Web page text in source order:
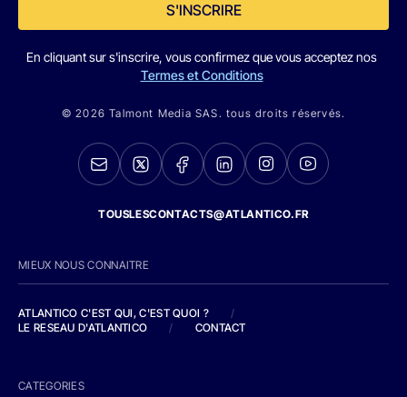
S'INSCRIRE
En cliquant sur s'inscrire, vous confirmez que vous acceptez nos
Termes et Conditions
© 2026 Talmont Media SAS. tous droits réservés.
TOUSLESCONTACTS@ATLANTICO.FR
MIEUX NOUS CONNAITRE
ATLANTICO C'EST QUI, C'EST QUOI ?
/
LE RESEAU D'ATLANTICO
/ CONTACT
CATEGORIES